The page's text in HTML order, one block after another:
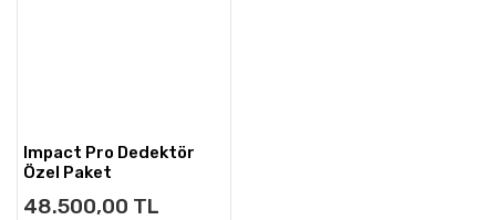
Impact Pro Dedektör
Özel Paket
48.500,00 TL